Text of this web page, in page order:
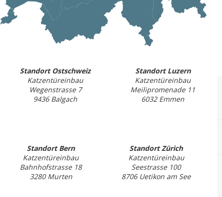
Standort Ostschweiz
Katzentüreinbau
Wegenstrasse 7
9436 Balgach
Standort Luzern
Katzentüreinbau
Meilipromenade 11
6032 Emmen
Standort Bern
Katzentüreinbau
Bahnhofstrasse 18
3280 Murten
Standort Zürich
Katzentüreinbau
Seestrasse 100
8706 Uetikon am See